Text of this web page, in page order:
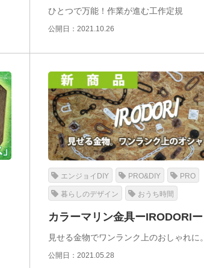
ひとつで万能！作業が進む工作定規
公開日：2021.10.26
エンジョイDIY PRO&DIY PRO
暮らしのデザイン おうち時間
カラーマリン金具ーIRODORIー
見せる金物でワンランク上のおしゃれに。
公開日：2021.05.28